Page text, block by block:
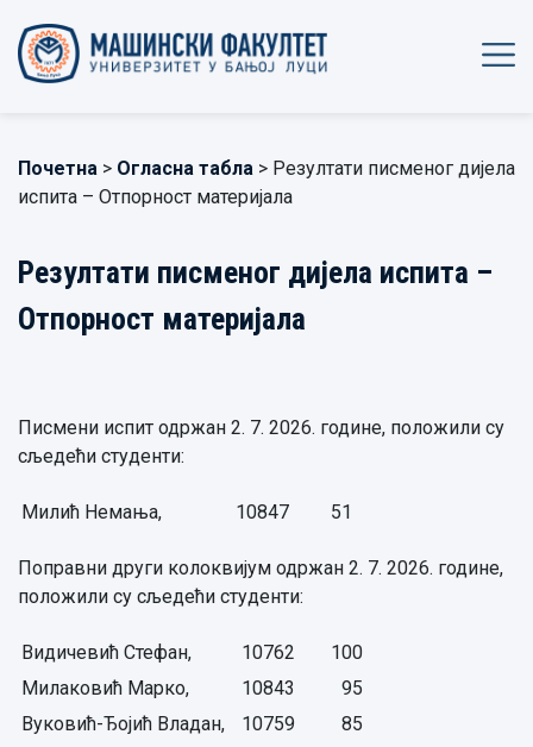
Почетна > Огласна табла > Резултати писменог дијела
испита – Отпорност материјала
Резултати писменог дијела испита –
Отпорност материјала
Писмени испит одржан 2. 7. 2026. године, положили су
сљедећи студенти:
Милић Немања, 10847 51
Поправни други колоквијум одржан 2. 7. 2026. године,
положили су сљедећи студенти:
Видичевић Стефан, 10762
100
Милаковић Марко,
10843
95
Вуковић-Ђојић Владан,
10759
85